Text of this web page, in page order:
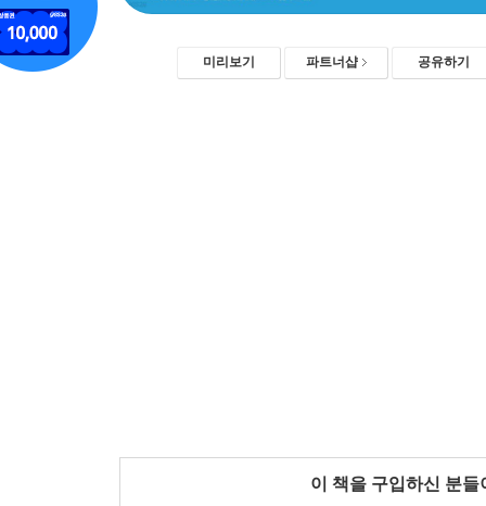
미리보기 파트너샵 공유하기
이 책을 구입하신 분